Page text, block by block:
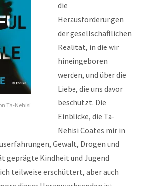
Ta-Nehisi
die
Herausforderungen
der gesellschaftlichen
Realität, in die wir
hineingeboren
werden, und über die
Liebe, die uns davor
beschützt. Die
Einblicke, die Ta-
Nehisi Coates mir in
Gewalt, Drogen und
geprägte Kindheit und Jugend
teilweise erschüttert, aber auch